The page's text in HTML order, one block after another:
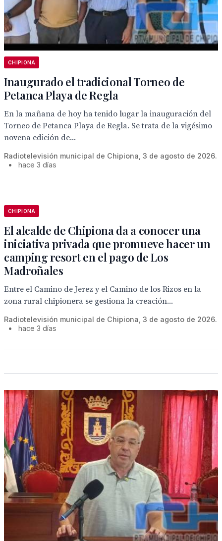
CHIPIONA
Inaugurado el tradicional Torneo de
Petanca Playa de Regla
En la mañana de hoy ha tenido lugar la inauguración del
Torneo de Petanca Playa de Regla. Se trata de la vigésimo
novena edición de...
Radiotelevisión municipal de Chipiona, 3 de agosto de 2026.
•
hace 3 días
CHIPIONA
El alcalde de Chipiona da a conocer una
iniciativa privada que promueve hacer un
camping resort en el pago de Los
Madroñales
Entre el Camino de Jerez y el Camino de los Rizos en la
zona rural chipionera se gestiona la creación...
Radiotelevisión municipal de Chipiona, 3 de agosto de 2026.
•
hace 3 días